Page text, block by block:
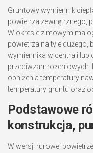
Gruntowy wymiennik
powietrza zewnętrznego,
W okresie zimowym ma
powietrza na tyle dużego,
wymiennika w centrali lub
przeciwzamrożeniowych.
obniżenia temperatury
temperatury gruntu oraz
Podstawowe
konstrukcja,
W wersji rurowej